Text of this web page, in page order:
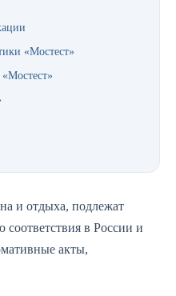
«Мостест»
и отдыха, подлежат
соответствия в России и
акты,